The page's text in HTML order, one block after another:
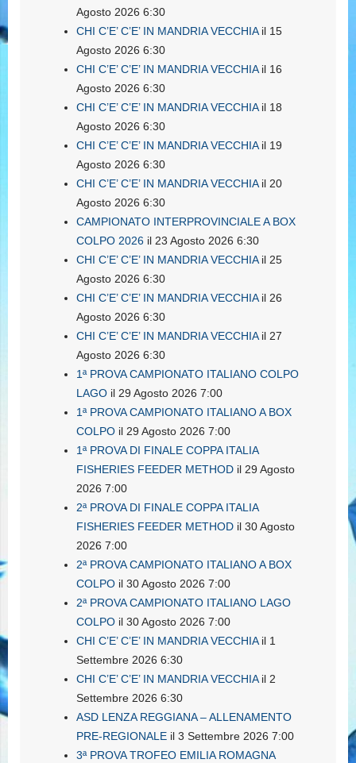
Agosto 2026 6:30
CHI C’E’ C’E’ IN MANDRIA VECCHIAil 15
Agosto 2026 6:30
CHI C’E’ C’E’ IN MANDRIA VECCHIAil 16
Agosto 2026 6:30
CHI C’E’ C’E’ IN MANDRIA VECCHIAil 18
Agosto 2026 6:30
CHI C’E’ C’E’ IN MANDRIA VECCHIAil 19
Agosto 2026 6:30
CHI C’E’ C’E’ IN MANDRIA VECCHIAil 20
Agosto 2026 6:30
CAMPIONATO INTERPROVINCIALE A BOX
COLPO 2026 il 23 Agosto 2026 6:30
CHI C’E’ C’E’ IN MANDRIA VECCHIAil 25
Agosto 2026 6:30
CHI C’E’ C’E’ IN MANDRIA VECCHIAil 26
Agosto 2026 6:30
CHI C’E’ C’E’ IN MANDRIA VECCHIAil 27
Agosto 2026 6:30
1ª PROVA CAMPIONATO ITALIANO COLPO
LAGO il 29 Agosto 2026 7:00
1ª PROVA CAMPIONATO ITALIANO A BOX
COLPO il 29 Agosto 2026 7:00
1ª PROVA DI FINALE COPPA ITALIA
FISHERIES FEEDER METHOD il 29 Agosto
2026 7:00
2ª PROVA DI FINALE COPPA ITALIA
FISHERIES FEEDER METHOD il 30 Agosto
2026 7:00
2ª PROVA CAMPIONATO ITALIANO A BOX
COLPO il 30 Agosto 2026 7:00
2ª PROVA CAMPIONATO ITALIANO LAGO
COLPO il 30 Agosto 2026 7:00
CHI C’E’ C’E’ IN MANDRIA VECCHIAil 1
Settembre 2026 6:30
CHI C’E’ C’E’ IN MANDRIA VECCHIAil 2
Settembre 2026 6:30
ASD LENZA REGGIANA – ALLENAMENTO
PRE-REGIONALE il 3 Settembre 2026 7:00
3ª PROVA TROFEO EMILIA ROMAGNA